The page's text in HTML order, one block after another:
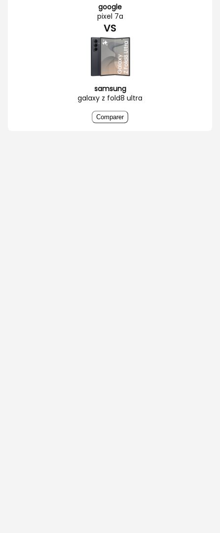
google
pixel 7a
VS
samsung
galaxy z fold8 ultra
Comparer